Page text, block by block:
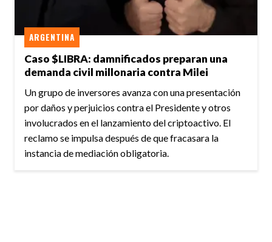
Caso $LIBRA: damnificados preparan una
demanda civil millonaria contra Milei
ARGENTINA
Un grupo de inversores avanza con una presentación
por daños y perjuicios contra el Presidente y otros
involucrados en el lanzamiento del criptoactivo. El
reclamo se impulsa después de que fracasara la
instancia de mediación obligatoria.